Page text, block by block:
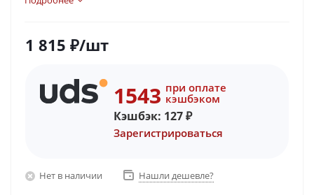
1 815 ₽/шт
1543 при оплате
кэшбэком
Кэшбэк: 127₽
Зарегистрироваться
Нет в наличии Нашли дешевле?